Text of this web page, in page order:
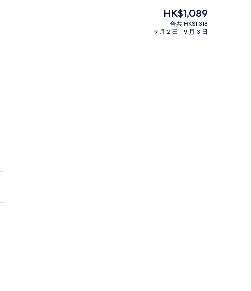
家庭四人房, 山景 | 客房景觀
現
HK$1,089
HK$1,089
合共 HK$1,318
9 月 2 日 - 9 月 3 日